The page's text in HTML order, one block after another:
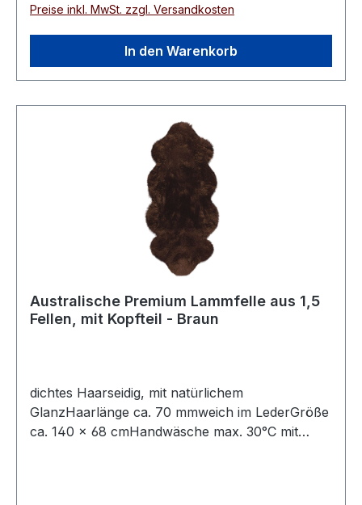
Preise inkl. MwSt. zzgl. Versandkosten
In den Warenkorb
Australische Premium Lammfelle aus 1,5
Fellen, mit Kopfteil - Braun
dichtes Haarseidig, mit natürlichem
GlanzHaarlänge ca. 70 mmweich im LederGröße
ca. 140 × 68 cmHandwäsche max. 30°C mit